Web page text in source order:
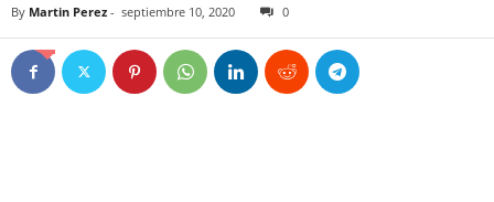
By Martin Perez - septiembre 10, 2020 0